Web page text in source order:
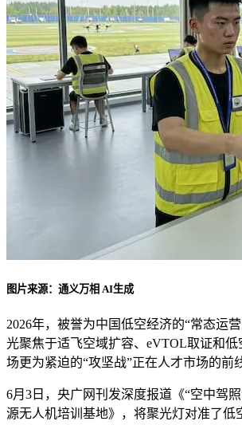
图片来源：通义万相 AI生成
2026年，被誉为中国低空经济的“常态运
光聚焦于适飞空域扩容、eVTOL取证和
场更为紧迫的“攻坚战”正在人才市场的前
6月3日，央广网刊发深度报道《“空中驾
源无人机培训基地》，将聚光灯对准了低